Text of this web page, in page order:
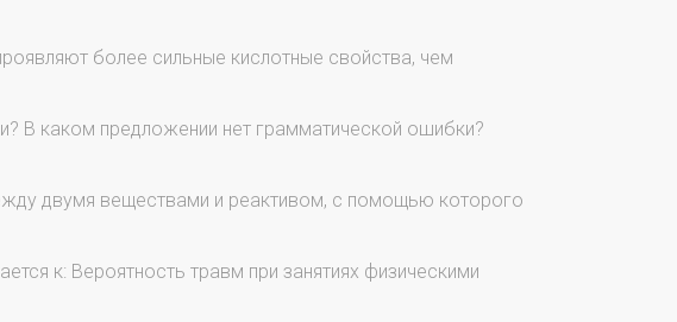
более сильные кислотные свойства, чем
В каком предложении нет грамматической ошибки?
двумя веществами и реактивом, с помощью которого
к: Вероятность травм при занятиях физическими